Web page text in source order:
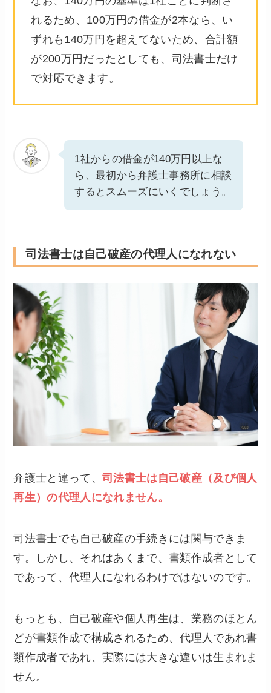
れるため、100万円の借金が2本なら、い
ずれも140万円を超えてないため、合計額
が200万円だったとしても、司法書士だけ
で対応できます。
1社からの借金が140万円以上な
ら、最初から弁護士事務所に相談
するとスムーズにいくでしょう。
司法書士は自己破産の代理人になれない
弁護士と違って、 司法書士は自己破産（及び個人
再生）の代理人になれません。
司法書士でも自己破産の手続きには関与できま
す。しかし、それはあくまで、書類作成者として
であって、代理人になれるわけではないのです。
もっとも、自己破産や個人再生は、業務のほとん
どが書類作成で構成されるため、代理人であれ書
類作成者であれ、実際には大きな違いは生まれま
せん。